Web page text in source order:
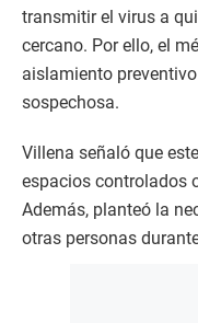
transmitir el virus a
cercano. Por ello, el
aislamiento
sospechosa.
Villena señaló que
espacios controlados
Además, planteó la
otras personas